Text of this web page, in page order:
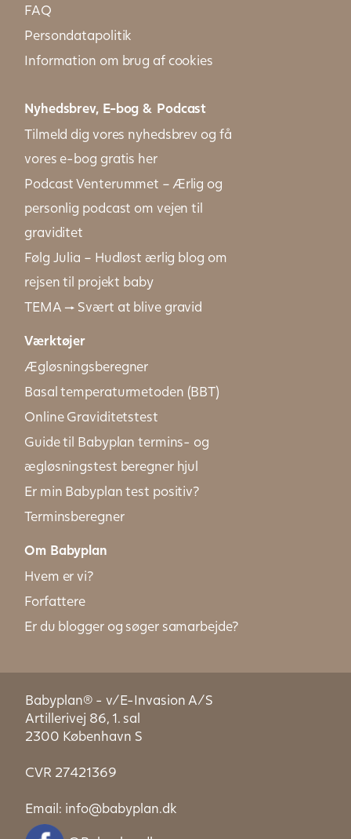
FAQ
Persondatapolitik
Information om brug af cookies
Nyhedsbrev, E-bog & Podcast
Tilmeld dig vores nyhedsbrev og få
vores e-bog gratis her
Podcast Venterummet – Ærlig og
personlig podcast om vejen til
graviditet
Følg Julia – Hudløst ærlig blog om
rejsen til projekt baby
TEMA → Svært at blive gravid
Værktøjer
Ægløsningsberegner
Basal temperaturmetoden (BBT)
Online Graviditetstest
Guide til Babyplan termins- og
ægløsningstest beregner hjul
Er min Babyplan test positiv?
Terminsberegner
Om Babyplan
Hvem er vi?
Forfattere
Er du blogger og søger samarbejde?
Babyplan® - v/E-Invasion A/S
Artillerivej 86, 1. sal
2300 København S
CVR 27421369
Email: info@babyplan.dk